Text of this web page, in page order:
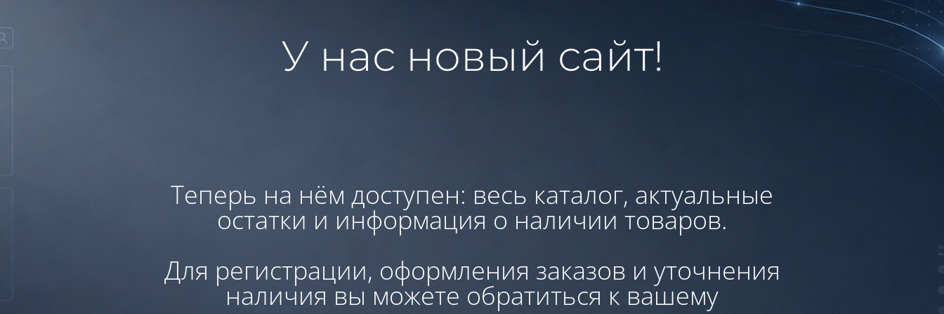
У нас новый сайт!
Теперь на нём доступен: весь каталог, актуальные
остатки и информация о наличии товаров.
Для регистрации, оформления заказов и уточнения
наличия вы можете обратиться к вашему